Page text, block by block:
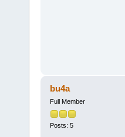
bu4a
Full Member
Posts: 5